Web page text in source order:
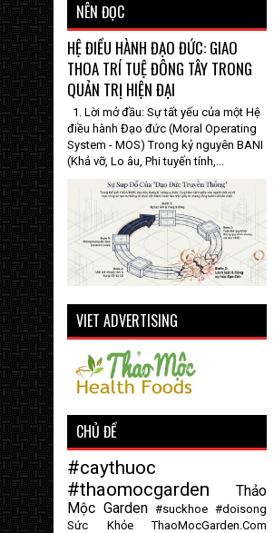
NÊN ĐỌC
HỆ ĐIỀU HÀNH ĐẠO ĐỨC: GIAO
THOA TRÍ TUỆ ĐÔNG TÂY TRONG
QUẢN TRỊ HIỆN ĐẠI
1. Lời mở đầu: Sự tất yếu của một Hệ
điều hành Đạo đức (Moral Operating
System - MOS) Trong kỷ nguyên BANI
(Khả vỡ, Lo âu, Phi tuyến tính,...
VIET ADVERTISING
CHỦ ĐỀ
#caythuoc
#thaomocgarden
Thảo
Mộc Garden #suckhoe #doisong
Sức Khỏe
ThaoMocGarden.Com